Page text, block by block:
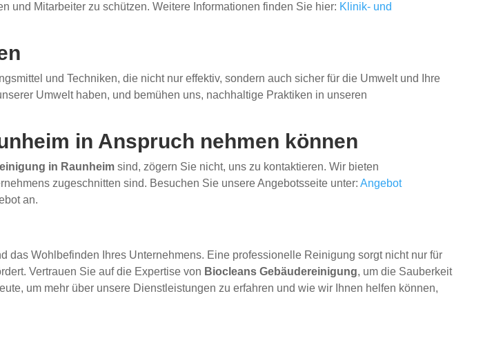
und Mitarbeiter zu schützen. Weitere Informationen finden Sie hier: Klinik- und
und Techniken, die nicht nur effektiv, sondern auch sicher für die Umwelt und Ihre
Umwelt haben, und bemühen uns, nachhaltige Praktiken in unseren
in Anspruch nehmen können
in Raunheim sind, zögern Sie nicht, uns zu kontaktieren. Wir bieten
zugeschnitten sind. Besuchen Sie unsere Angebotsseite unter:Angebot
an.
das Wohlbefinden Ihres Unternehmens. Eine professionelle Reinigung sorgt nicht nur für
Vertrauen Sie auf die Expertise von Biocleans Gebäudereinigung, um die Sauberkeit
um mehr über unsere Dienstleistungen zu erfahren und wie wir Ihnen helfen können,